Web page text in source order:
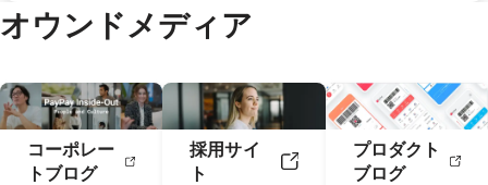
2019年2月
2019年1月
オウンドメディア
コーポレー
トブログ
採用サイ
ト
プロダクト
ブログ